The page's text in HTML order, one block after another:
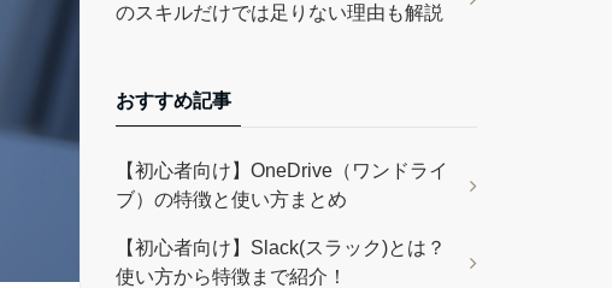
のスキルだけでは足りない理由も解説
おすすめ記事
【初心者向け】OneDrive（ワンドライ
ブ）の特徴と使い方まとめ
【初心者向け】Slack(スラック)とは？
使い方から特徴まで紹介！